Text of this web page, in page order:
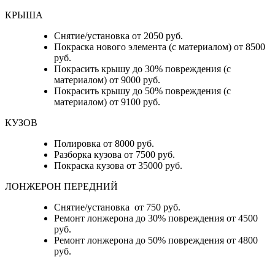
КРЫША
Снятие/установка от 2050 руб.
Покраска нового элемента (с материалом) от 8500
руб.
Покрасить крышу до 30% повреждения (с
материалом) от 9000 руб.
Покрасить крышу до 50% повреждения (с
материалом) от 9100 руб.
КУЗОВ
Полировка от 8000 руб.
Разборка кузова от 7500 руб.
Покраска кузова от 35000 руб.
ЛОНЖЕРОН ПЕРЕДНИЙ
Снятие/установка от 750 руб.
Ремонт лонжерона до 30% повреждения от 4500
руб.
Ремонт лонжерона до 50% повреждения от 4800
руб.